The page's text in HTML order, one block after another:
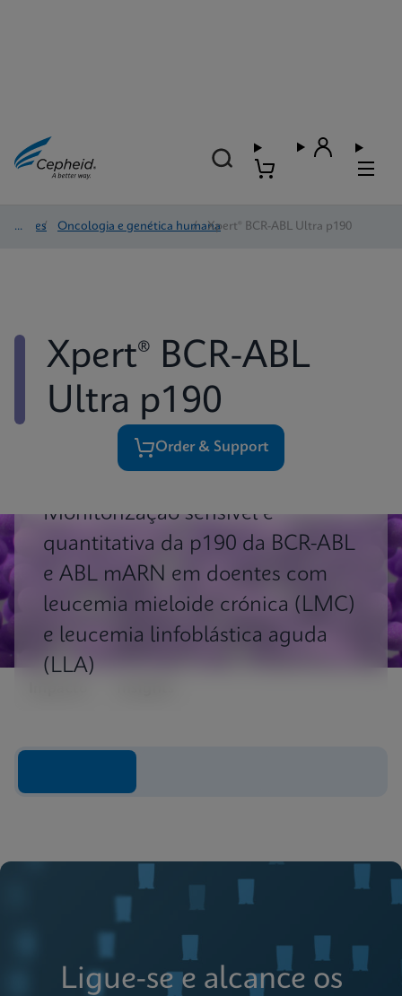
Testes/ Oncologia e genética humana
/ Xpert® BCR-ABL Ultra p190
Xpert® BCR-ABL
Ultra p190
Order & Support
Monitorização sensível e
quantitativa da p190 da BCR-ABL
e ABL mARN em doentes com
leucemia mieloide crónica (LMC)
e leucemia linfoblástica aguda
(LLA)
Ligue-se e alcance os